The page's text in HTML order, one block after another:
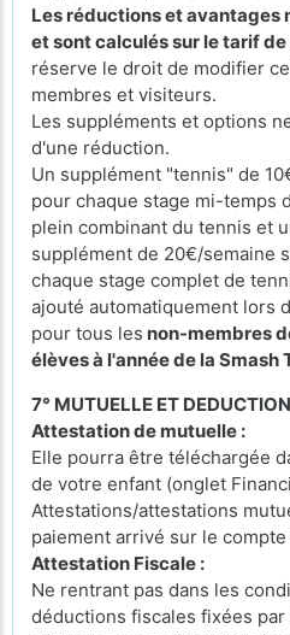
Les réductions et avantages
et sont calculés sur le tarif
réserve le droit de modifier
membres et visiteurs.
Les suppléments et options
d'une réduction.
Un supplément "tennis" de
pour chaque stage mi-temps
plein combinant du tennis et
supplément de 20€/semaine
chaque stage complet de
ajouté automatiquement lors
pour tous les non-membres
élèves à l'année de la Smash
7° MUTUELLE ET
Attestation de mutuelle :
Elle pourra être téléchargée
de votre enfant (onglet
Attestations/attestations
paiement arrivé sur le compte
Attestation Fiscale :
Ne rentrant pas dans les
déductions fiscales fixées par